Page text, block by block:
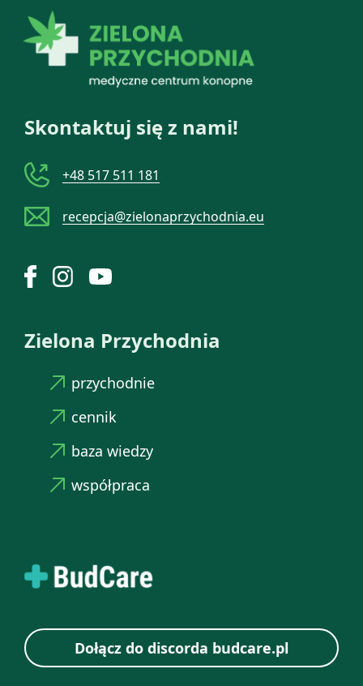
Skontaktuj się z nami!
+48 517 511 181
recepcja@zielonaprzychodnia.eu
Zielona Przychodnia
przychodnie
cennik
baza wiedzy
współpraca
Dołącz do discorda budcare.pl